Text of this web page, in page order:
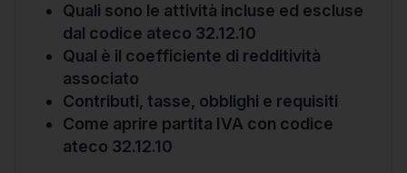
Quali sono le attività incluse ed escluse
dal codice ateco 32.12.10
Qual è il coefficiente di redditività
associato
Contributi, tasse, obblighi e requisiti
Come aprire partita IVA con codice
ateco 32.12.10